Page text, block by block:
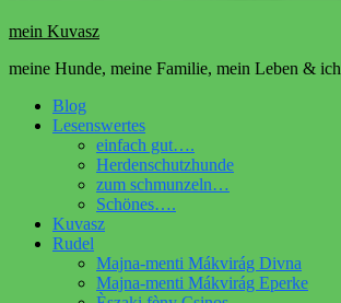
mein Kuvasz
meine Hunde, meine Familie, mein Leben & ich
Blog
Lesenswertes
einfach gut….
Herdenschutzhunde
zum schmunzeln…
Schönes….
Kuvasz
Rudel
Majna-menti Mákvirág Divna
Majna-menti Mákvirág Eperke